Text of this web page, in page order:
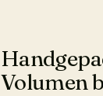
Volumen